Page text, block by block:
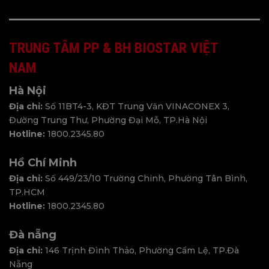
BIOSTAR là một thương hiệu chuyên nghiệp dành riêng
cho việc sản xuất bo mạch chủ, card đồ họa, SSD, mô-đun
năng lượng xanh. Kể từ khi thành lập vào năm 1986,
BIOSTAR đã trở thành một nhà cung cấp lớn trong ngành
công nghiệp Công nghệ Thông tin. Để theo đuổi chất
mạnh mẽ vào thiết kế ID, tiếp thị toàn cầu cũng như
Nghiên cứu và Phát triển. Với sự nhấn mạnh liên tục vào
sự đổi mới, BIOSTAR luôn tìm kiếm vượt ra ngoài tốt hơn
VINAGO tự hào là nhà phân phối chính thức của BIOSTAR
tại Việt Nam
TRUNG TÂM PP & BH BIOSTAR VIỆT
NAM
Hà Nội
Địa chỉ: Số 11BT4-3, KĐT Trung Văn VINACONEX 3,
Đường Trung Thư, Phường Đại Mỗ, TP.Hà Nội
Hotline: 1800.2345.80
Hồ Chí Minh
Địa chỉ: Số 449/23/10 Trường Chinh, Phường Tân Bình,
TP.HCM
Hotline: 1800.2345.80
Đà nẵng
Địa chỉ: 146 Trịnh Đình Thảo, Phường Cẩm Lệ, TP.Đà
Nẵng